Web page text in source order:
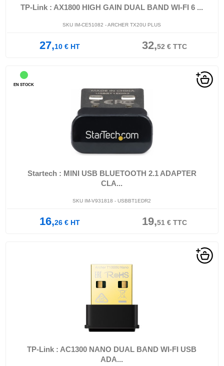
TP-Link : AX1800 HIGH GAIN DUAL BAND WI-FI 6 ...
SKU IM-CE51082 - ARCHER TX20U PLUS
27,10€HT 32,52 €TTC
Startech : MINI USB BLUETOOTH 2.1 ADAPTER
CLA...
SKU IM-V931818 - USBBT1EDR2
16,26€HT 19,51 €TTC
EN STOCK
TP-Link : AC1300 NANO DUAL BAND WI-FI USB
ADA...